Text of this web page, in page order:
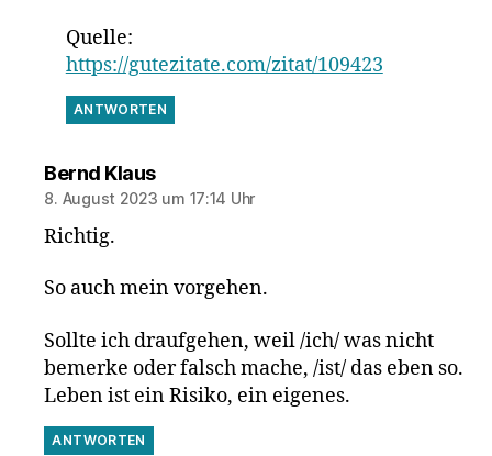
Quelle:
https://gutezitate.com/zitat/109423
ANTWORTEN
Bernd Klaussagt:
8. August 2023 um 17:14 Uhr
Richtig.
So auch mein vorgehen.
Sollte ich draufgehen, weil /ich/ was nicht
bemerke oder falsch mache, /ist/ das eben so.
Leben ist ein Risiko, ein eigenes.
ANTWORTEN